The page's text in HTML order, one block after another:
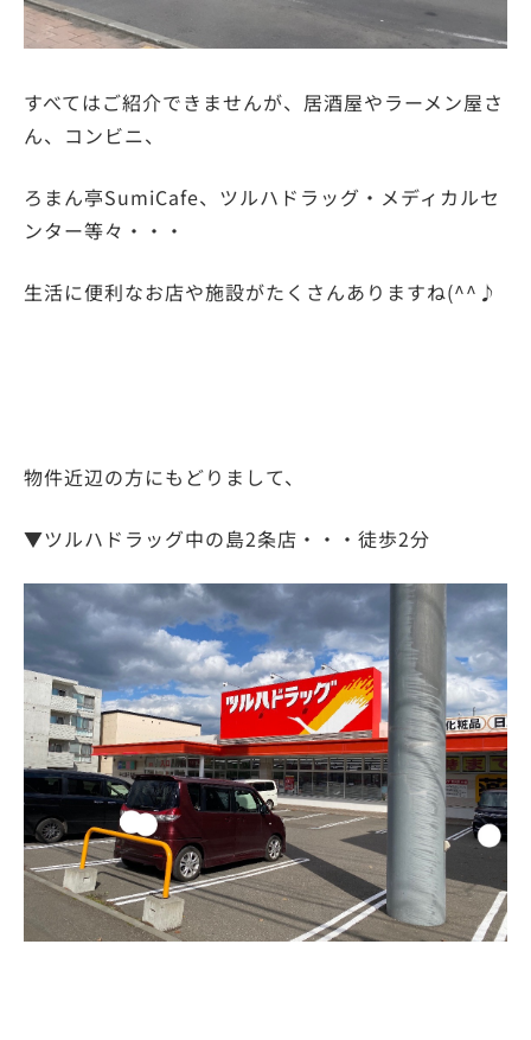
すべてはご紹介できませんが、居酒屋やラーメン屋さ
ん、コンビニ、
ろまん亭SumiCafe、ツルハドラッグ・メディカルセ
ンター等々・・・
生活に便利なお店や施設がたくさんありますね(^^♪
物件近辺の方にもどりまして、
▼ツルハドラッグ中の島2条店・・・徒歩2分